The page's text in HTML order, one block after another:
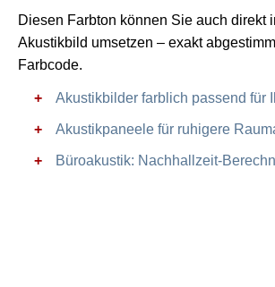
Diesen Farbton können Sie auch direkt
Akustikbild umsetzen – exakt
Farbcode.
Akustikbilder farblich passend für
Akustikpaneele für ruhigere
Büroakustik: Nachhallzeit-